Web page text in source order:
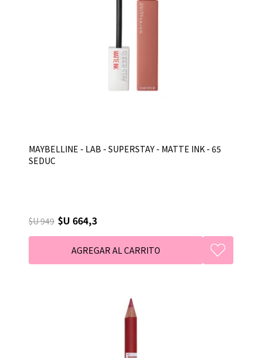
MAYBELLINE - LAB - SUPERSTAY - MATTE INK - 65
SEDUC
$U 949 $U 664,3